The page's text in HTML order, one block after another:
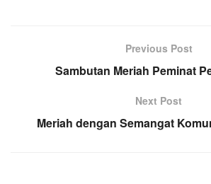
Previous Post
Sambutan Meriah Peminat
Next Post
Meriah dengan Semangat